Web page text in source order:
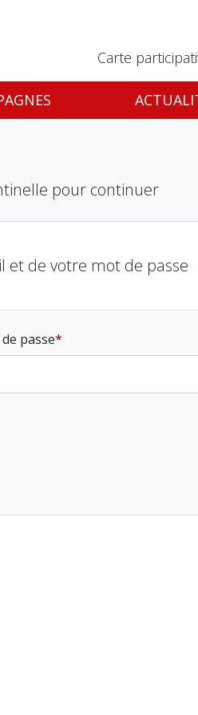
Carte
pour continuer
et de votre mot de passe
passe